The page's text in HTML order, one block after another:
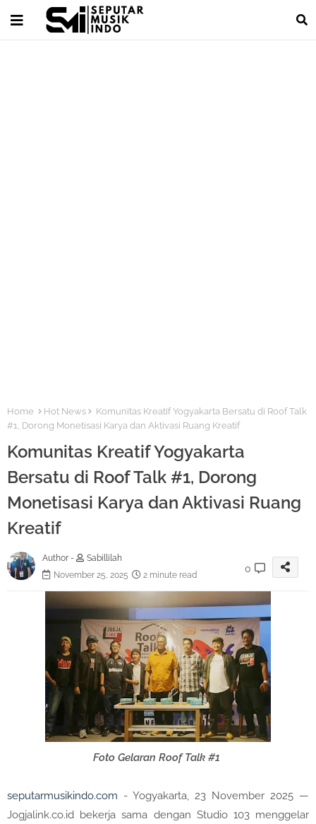
Home Hot News
Komunitas Kreatif Yogyakarta Bersatu di Roof Talk
#1, Dorong Monetisasi Karya dan Aktivasi Ruang Kreatif
Komunitas Kreatif Yogyakarta
Bersatu di Roof Talk #1, Dorong
Monetisasi Karya dan Aktivasi Ruang
Kreatif
Author -
Sabillilah
November 25, 2025
2 minute read
0
Foto Gelaran Roof Talk #1
seputarmusikindo.com - Yogyakarta, 23 November 2025 —
Jogjalink.co.id bekerja sama dengan Studio 103 menggelar